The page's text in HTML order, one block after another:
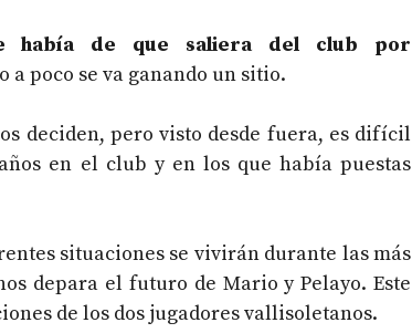
había de que saliera del club por
a poco se va ganando un sitio.
deciden, pero visto desde fuera, es difícil
en el club y en los que había puestas
situaciones se vivirán durante las más
depara el futuro de Mario y Pelayo. Este
de los dos jugadores vallisoletanos.